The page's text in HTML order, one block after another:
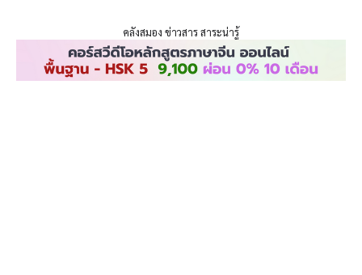
คลังสมอง ข่าวสาร สาระน่ารู้